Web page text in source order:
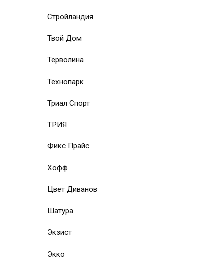
Стройландия
Твой Дом
Терволина
Технопарк
Триал Спорт
ТРИЯ
Фикс Прайс
Хофф
Цвет Диванов
Шатура
Экзист
Экко